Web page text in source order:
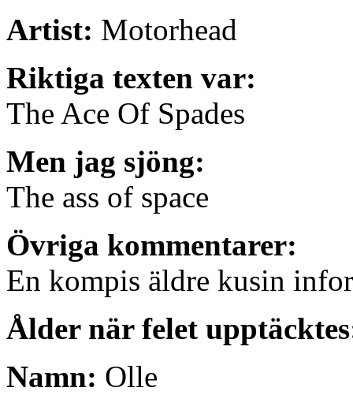
Artist: Motorhead
Riktiga texten var:
The Ace Of Spades
Men jag sjöng:
The ass of space
Övriga kommentarer:
En kompis äldre kusin
Ålder när felet
Namn: Olle